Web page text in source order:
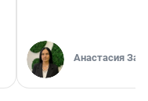
Анастасия